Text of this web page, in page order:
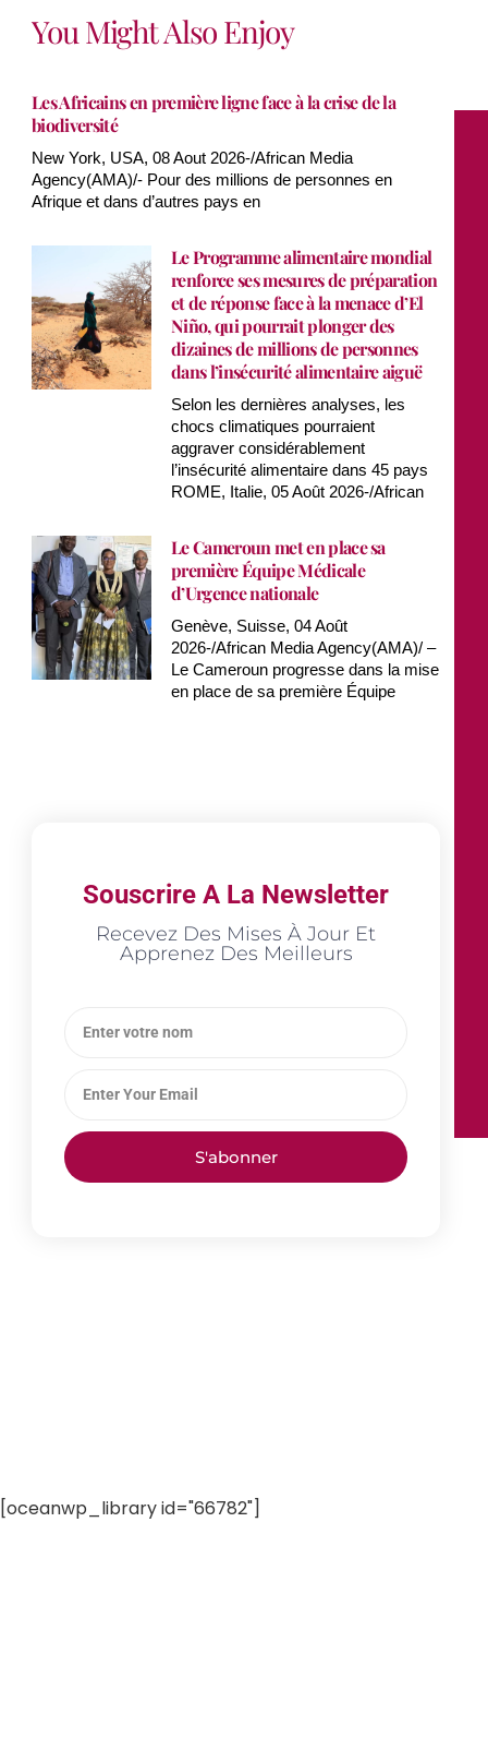
You Might Also Enjoy
Les Africains en première ligne face à la crise de la
biodiversité
New York, USA, 08 Aout 2026-/African Media
Agency(AMA)/- Pour des millions de personnes en
Afrique et dans d’autres pays en
Le Programme alimentaire mondial
renforce ses mesures de préparation
et de réponse face à la menace d’El
Niño, qui pourrait plonger des
dizaines de millions de personnes
dans l’insécurité alimentaire aiguë
Selon les dernières analyses, les
chocs climatiques pourraient
aggraver considérablement
l’insécurité alimentaire dans 45 pays
ROME, Italie, 05 Août 2026-/African
Le Cameroun met en place sa
première Équipe Médicale
d’Urgence nationale
Genève, Suisse, 04 Août
2026-/African Media Agency(AMA)/ –
Le Cameroun progresse dans la mise
en place de sa première Équipe
Souscrire A La Newsletter
Recevez Des Mises À Jour Et
Apprenez Des Meilleurs
S'abonner
[oceanwp_library id="66782"]